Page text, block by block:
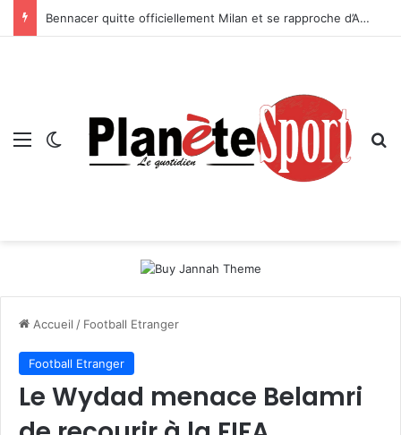
Bennacer quitte officiellement Milan et se rapproche d’Al-Gharafa
Menu Switch skin
Accueil / Football Etranger
Football Etranger
Le Wydad menace Belamri